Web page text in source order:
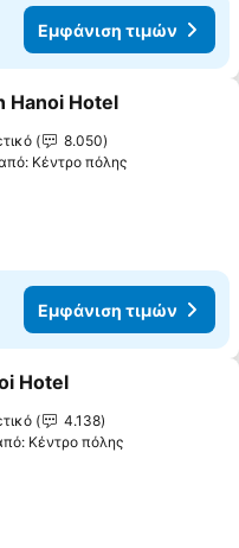
Εμφάνιση τιμών
στα αγαπημένα
Hanoi Hotel
8.050
Κέντρο πόλης
Εμφάνιση τιμών
στα αγαπημένα
Hotel
4.138
Κέντρο πόλης